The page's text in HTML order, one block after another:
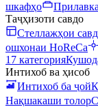
шкафҳо
Таҷҳизоти савдо
Стеллажҳои
ошхонаи HoReCa
17 категория
Интихоб ва ҳисоб
Интихоб ба ҷой
Нақшакаши толор